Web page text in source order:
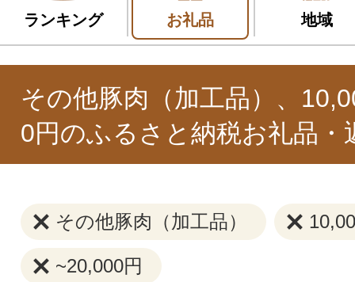
ランキング お礼品 地域
その他豚肉（加工品）、
0円のふるさと納税お礼品・
その他豚肉（加工品）
~20,000円